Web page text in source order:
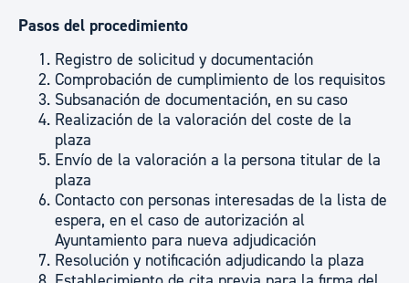
Pasos del procedimiento
Registro de solicitud y documentación
Comprobación de cumplimiento de los requisitos
Subsanación de documentación, en su caso
Realización de la valoración del coste de la
plaza
Envío de la valoración a la persona titular de la
plaza
Contacto con personas interesadas de la lista de
espera, en el caso de autorización al
Ayuntamiento para nueva adjudicación
Resolución y notificación adjudicando la plaza